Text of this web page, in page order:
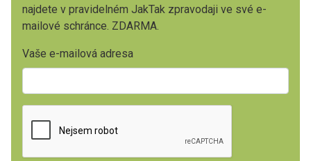
najdete v pravidelném JakTak zpravodaji ve své e-
mailové schránce. ZDARMA.
Vaše e-mailová adresa